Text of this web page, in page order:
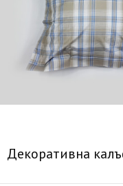
Декоративна